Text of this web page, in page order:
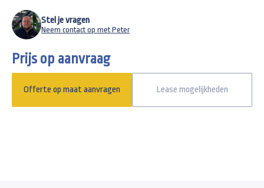
Stel je vragen
Neem contact op met Peter
Prijs op aanvraag
Offerte op maat aanvragen Lease mogelijkheden